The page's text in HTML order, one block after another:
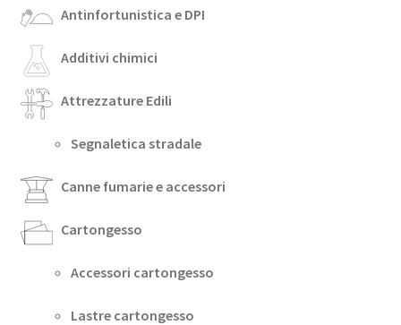
Antinfortunistica e DPI
Additivi chimici
Attrezzature Edili
Segnaletica stradale
Canne fumarie e accessori
Cartongesso
Accessori cartongesso
Lastre cartongesso